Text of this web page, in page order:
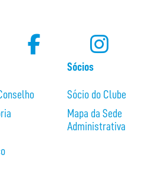
Sócios
Sócio do Clube
Mapa da Sede
Administrativa